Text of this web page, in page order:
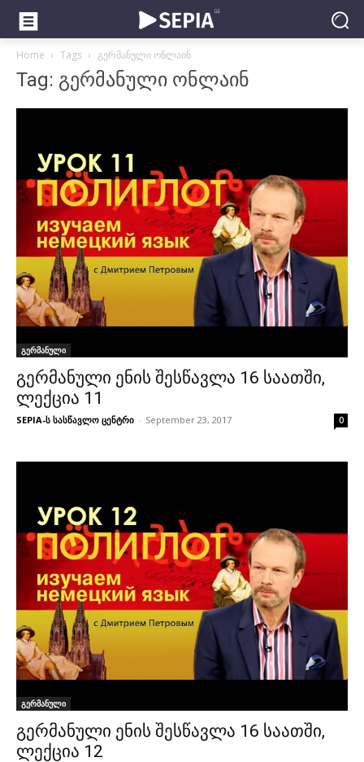
Home Tags გერმანული ონლაინ
Tag: გერმანული ონლაინ
გერმანული
გერმანული ენის შესწავლა 16 საათში,
ლექცია 11
SEPIA-ს სასწავლო ცენტრი - September 23, 2017 0
გერმანული
გერმანული ენის შესწავლა 16 საათში,
ლექცია 12